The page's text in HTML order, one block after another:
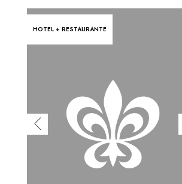
HOTEL + RESTAURANTE